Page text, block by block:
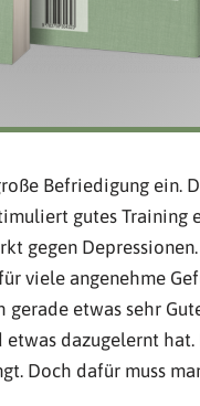
Befriedigung ein.
gutes Training
gegen
viele angenehme
etwas sehr
dazugelernt hat.
Doch dafür muss